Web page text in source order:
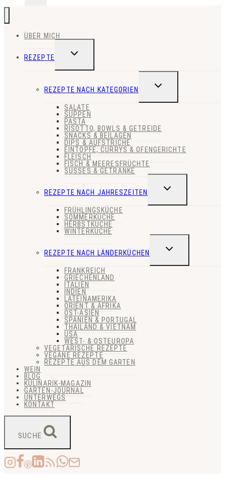
ÜBER MICH
REZEPTE
UNTERMENÜ
REZEPTE NACH KATEGORIEN
UNTERMENÜ
SALATE
SUPPEN
PASTA
RISOTTO, BOWLS & GETREIDE
SNACKS & BEILAGEN
DIPS & AUFSTRICHE
EINTÖPFE, CURRYS & OFENGERICHTE
FLEISCH
FISCH & MEERESFRÜCHTE
SÜSSES & GETRÄNKE
REZEPTE NACH JAHRESZEITEN
UNTERMENÜ
FRÜHLINGSKÜCHE
SOMMERKÜCHE
HERBSTKÜCHE
WINTERKÜCHE
REZEPTE NACH LÄNDERKÜCHEN
UNTERMENÜ
FRANKREICH
GRIECHENLAND
ITALIEN
INDIEN
LATEINAMERIKA
ORIENT & AFRIKA
OST-ASIEN
SPANIEN & PORTUGAL
THAILAND & VIETNAM
USA
WEST- & OSTEUROPA
VEGETARISCHE REZEPTE
VEGANE REZEPTE
REZEPTE AUS DEM GARTEN
WEIN
BLOG
KULINARIK-MAGAZIN
GARTEN-JOURNAL
UNTERWEGS
KONTAKT
SUCHE